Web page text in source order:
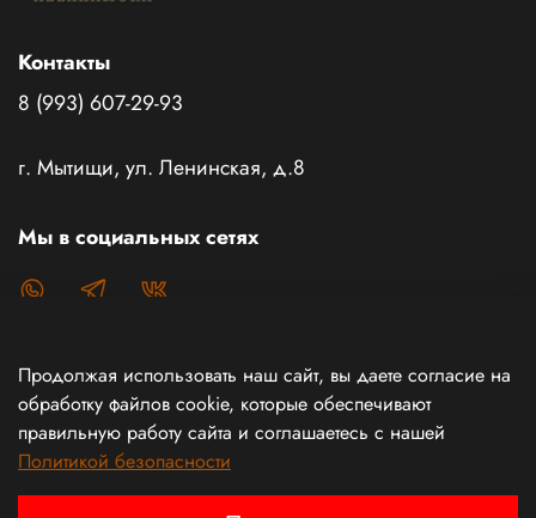
Каталог товаров
Информация
Контакты
8 (993) 607-29-93
г. Мытищи, ул. Ленинская, д.8
Мы в социальных сетях
Продолжая использовать наш сайт, вы даете согласие на
обработку файлов cookie, которые обеспечивают
правильную работу сайта и соглашаетесь с нашей
Политикой безопасности